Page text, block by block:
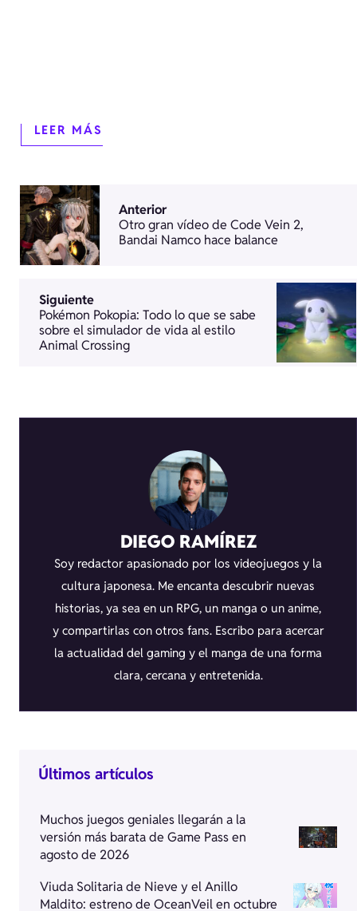
LEER MÁS
Anterior
Otro gran vídeo de Code Vein 2,
Bandai Namco hace balance
Siguiente
Pokémon Pokopia: Todo lo que se sabe
sobre el simulador de vida al estilo
Animal Crossing
DIEGO RAMÍREZ
Soy redactor apasionado por los videojuegos y la
cultura japonesa. Me encanta descubrir nuevas
historias, ya sea en un RPG, un manga o un anime,
y compartirlas con otros fans. Escribo para acercar
la actualidad del gaming y el manga de una forma
clara, cercana y entretenida.
Últimos artículos
Muchos juegos geniales llegarán a la
versión más barata de Game Pass en
agosto de 2026
Viuda Solitaria de Nieve y el Anillo
Maldito: estreno de OceanVeil en octubre